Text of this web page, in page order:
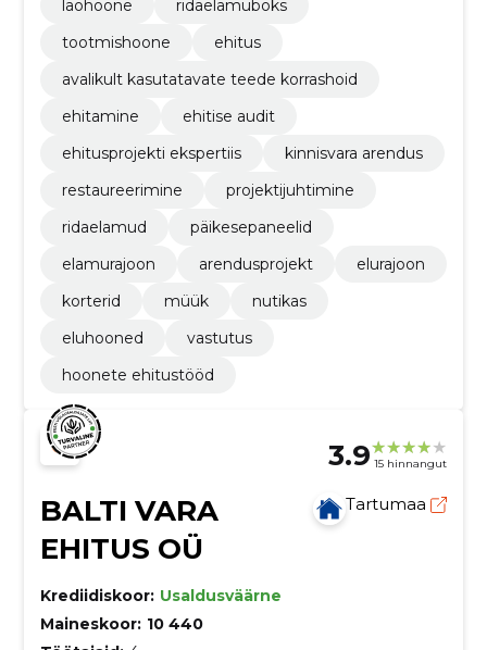
laohoone
ridaelamuboks
tootmishoone
ehitus
avalikult kasutatavate teede korrashoid
ehitamine
ehitise audit
ehitusprojekti ekspertiis
kinnisvara arendus
restaureerimine
projektijuhtimine
ridaelamud
päikesepaneelid
elamurajoon
arendusprojekt
elurajoon
korterid
müük
nutikas
eluhooned
vastutus
hoonete ehitustööd
3.9 15 hinnangut
BALTI VARA
EHITUS OÜ
Tartumaa
Krediidiskoor: Usaldusväärne
Maineskoor: 10 440